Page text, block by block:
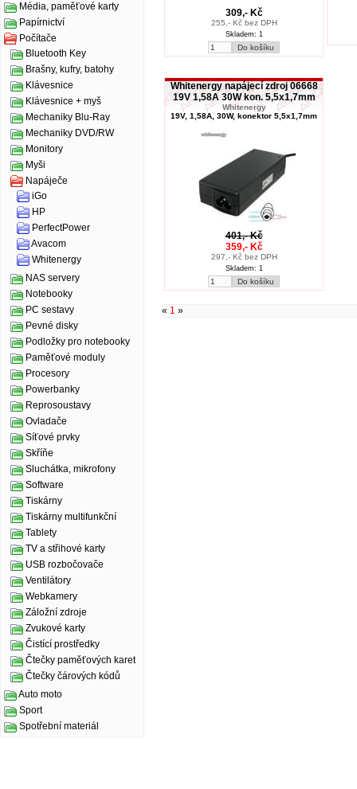
Média, paměťové karty
Papírnictví
Počítače
Bluetooth Key
Brašny, kufry, batohy
Klávesnice
Klávesnice + myš
Mechaniky Blu-Ray
Mechaniky DVD/RW
Monitory
Myši
Napáječe
iGo
HP
PerfectPower
Avacom
Whitenergy
NAS servery
Notebooky
PC sestavy
Pevné disky
Podložky pro notebooky
Paměťové moduly
Procesory
Powerbanky
Reprosoustavy
Ovladače
Síťové prvky
Skříňe
Sluchátka, mikrofony
Software
Tiskárny
Tiskárny multifunkční
Tablety
TV a střihové karty
USB rozbočovače
Ventilátory
Webkamery
Záložní zdroje
Zvukové karty
Čistící prostředky
Čtečky paměťových karet
Čtečky čárových kódů
Auto moto
Sport
Spotřební materiál
309,- Kč
255,- Kč bez DPH
Skladem: 1
Whitenergy napájecí zdroj 06668
19V 1,58A 30W kon. 5,5x1,7mm
Whitenergy
19V, 1,58A, 30W, konektor 5,5x1,7mm
401,- Kč
359,- Kč
297,- Kč bez DPH
Skladem: 1
« 1 »